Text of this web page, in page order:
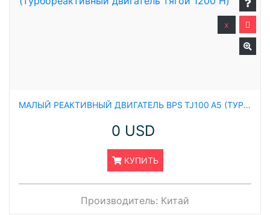
МАЛЫЙ РЕАКТИВНЫЙ ДВИГАТЕЛЬ BPS TJ100 A5 (ТУРБОРЕАКТИВНЫЙ ДВИГАТЕЛЬ ТЯГОЙ 1200 Н)
0 USD
КУПИТЬ
x
Производитель: Китай